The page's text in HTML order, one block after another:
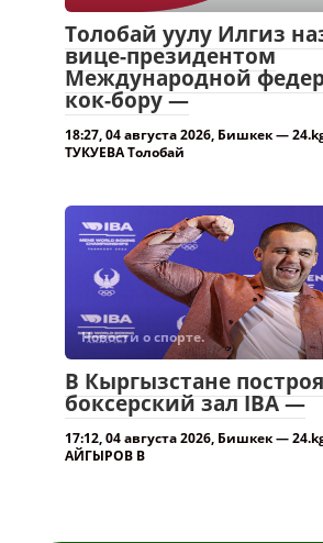
Толобай уулу Илгиз
вице-президентом
Международной
кок-бору —
18:27, 04 августа 2026, Бишкек —
ТУКУЕВА Толобай
Новости о спорте.
В Кыргызстане
боксерский зал IBA —
17:12, 04 августа 2026, Бишкек —
АЙГЫРОВ В